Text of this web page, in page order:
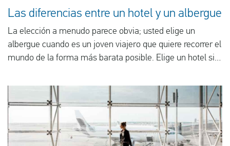
Las diferencias entre un hotel y un albergue
La elección a menudo parece obvia; usted elige un
albergue cuando es un joven viajero que quiere recorrer el
mundo de la forma más barata posible. Elige un hotel si
cuando puede permitirse gastar un poco más en
alojamiento. A veces las opciones no son tan sencillas en
el siempre cambiante mundo de los viajes. Por suerte,
estamos aquí para ayudarle. Para comparar la relación
calidad/precio de los albergues y hoteles de Europa,